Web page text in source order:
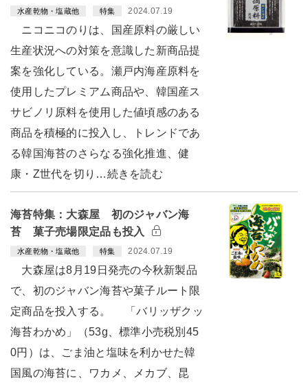
水産乾物・塩蔵他 特集 2024.07.19
ニコニコのりは、国産原料の厳しい
生産状況への対策を意識した新商品提
案を強化している。瀬戸内海産原料を
使用したプレミアム商品や、韓国産ス
サビノリ原料を使用した値頃感のある
商品を積極的に投入し、トレンドであ
る韓国海苔のさらなる強化推進、健
康・Z世代を切り…続きを読む
海苔特集：大森屋 初のジャバン海
苔 菓子売場限定品も投入
水産乾物・塩蔵他 特集 2024.07.19
大森屋は8月19日発売の今秋新製品
で、初のジャバン海苔や菓子ルート限
定商品を投入する。 「バリッザクッ
海苔わかめ」（53g、標準小売税別45
0円）は、ごま油と塩味を利かせた韓
国風の海苔に、ワカメ、メカブ、昆